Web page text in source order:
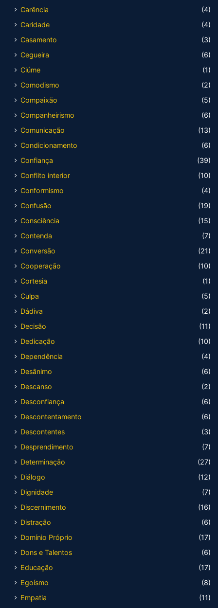
Carência
(4)
Caridade
(4)
Casamento
(3)
Cegueira
(6)
Ciúme
(1)
Comodismo
(2)
Compaixão
(5)
Companheirismo
(6)
Comunicação
(13)
Condicionamento
(6)
Confiança
(39)
Conflito interior
(10)
Conformismo
(4)
Confusão
(19)
Consciência
(15)
Contenda
(7)
Conversão
(21)
Cooperação
(10)
Cortesia
(1)
Culpa
(5)
Dádiva
(2)
Decisão
(11)
Dedicação
(10)
Dependência
(4)
Desânimo
(6)
Descanso
(2)
Desconfiança
(6)
Descontentamento
(6)
Descontentes
(3)
Desprendimento
(7)
Determinação
(27)
Diálogo
(12)
Dignidade
(7)
Discernimento
(16)
Distração
(6)
Domínio Próprio
(17)
Dons e Talentos
(6)
Educação
(17)
Egoísmo
(8)
Empatia
(11)